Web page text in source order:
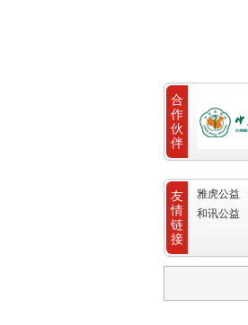
合
作
伙
伴
友
情
链
接
雅虎公益
和讯公益